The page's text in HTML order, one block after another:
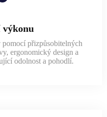
výkonu
přizpůsobitelných
ergonomický design a
odolnost a pohodlí.